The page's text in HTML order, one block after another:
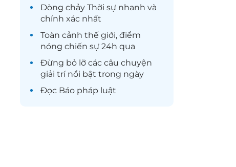
Dòng chảy Thời sự nhanh và
chính xác nhất
Toàn cảnh thế giới, điểm
nóng chiến sự 24h qua
Đừng bỏ lỡ các câu chuyện
giải trínổi bật trong ngày
Đọc Báo pháp luật